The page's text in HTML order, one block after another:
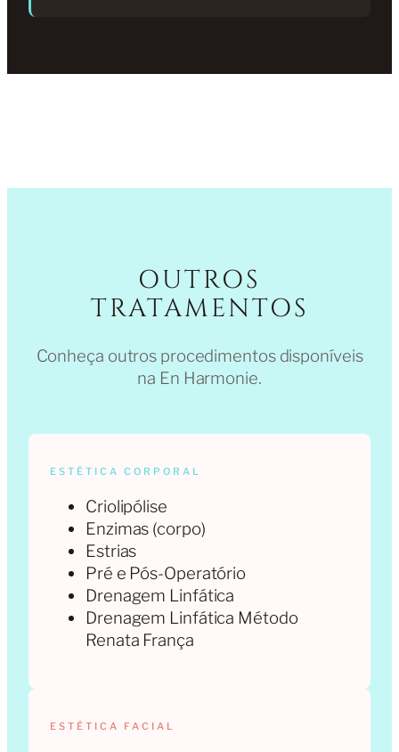
OUTROS
TRATAMENTOS
Conheça outros procedimentos disponíveis
na En Harmonie.
ESTÉTICA CORPORAL
Criolipólise
Enzimas (corpo)
Estrias
Pré e Pós-Operatório
Drenagem Linfática
Drenagem Linfática Método
Renata França
ESTÉTICA FACIAL